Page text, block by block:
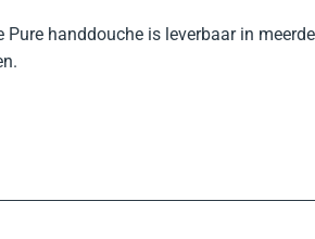
handdouche is leverbaar in